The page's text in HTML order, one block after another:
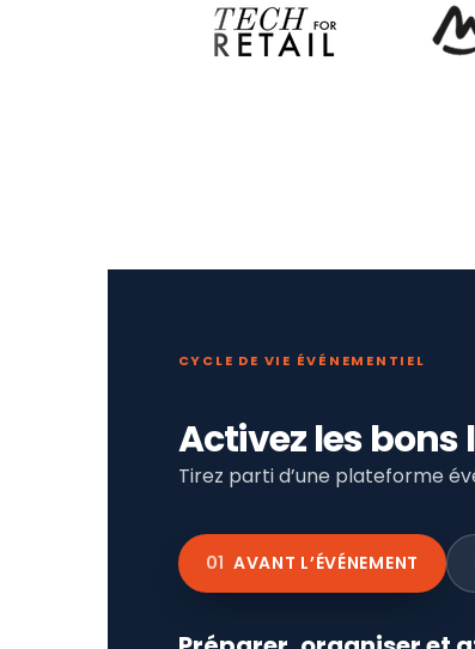
CYCLE DE VIE ÉVÉNEMENTIEL
Activez les
Tirez parti d’une plateforme
01 AVANT L’ÉVÉNEMENT